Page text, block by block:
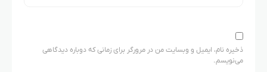
ذخیره نام، ایمیل و وبسایت من در مرورگر برای زمانی که دوباره دیدگاهی
می‌نویسم.